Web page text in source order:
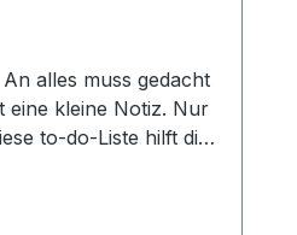
alles muss gedacht
eine kleine Notiz. Nur
to-do-Liste hilft dir